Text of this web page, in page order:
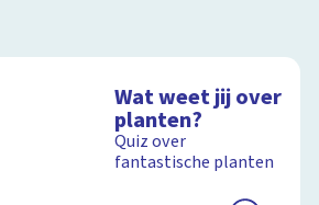
Wat weet jij over
planten?
Quiz over
fantastische planten